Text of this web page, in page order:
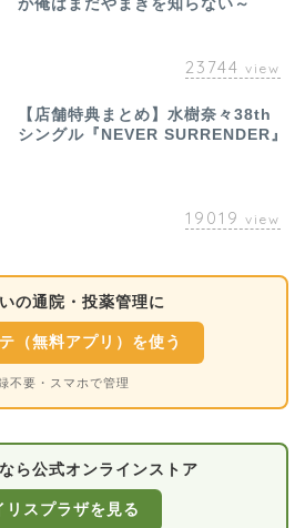
が俺はまだやまきを知らない～
23744 view
【店舗特典まとめ】水樹奈々38th
シングル『NEVER SURRENDER』
19019 view
の通院・投薬管理に
（無料アプリ）を使う
不要・スマホで管理
ら公式オンラインストア
リスプラザを見る